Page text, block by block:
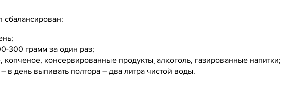
сбалансирован:
300 грамм за один раз;
консервированные продукты¸ алкоголь, газированные напитки;
в день выпивать полтора – два литра чистой воды.